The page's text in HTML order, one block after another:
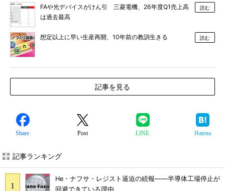
FAや光デバイスがけん引 三菱電機、26年度Q1売上高
は過去最高
読む
想定以上に早い生産再開、10年前の教訓生きる 読む
記事を見る
Share Post LINE Hatena
記事ランキング
He・ナフサ・レジスト逼迫の続報――半導体工場停止が
回避できている理由